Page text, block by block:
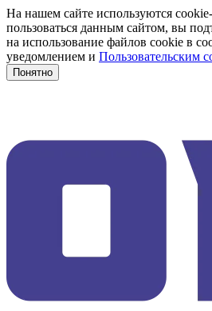
На нашем сайте используются
пользоваться данным сайтом, вы
на использование файлов cookie в
уведомлением и Пользовательским
Понятно